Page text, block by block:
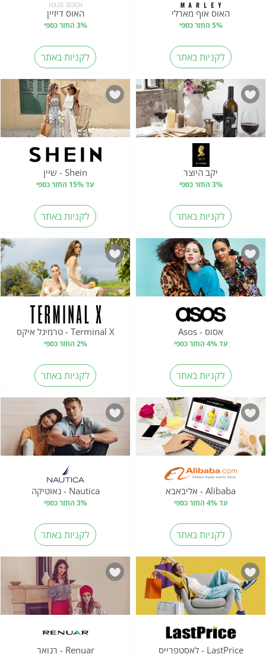
האוס אוף מארלי
5% החזר כספי
לקניות באתר
האוס דיזיין
3% החזר כספי
לקניות באתר
יקב היוצר
3% החזר כספי
לקניות באתר
Shein - שיין
עד 15% החזר כספי
לקניות באתר
אסוס - Asos
עד 4% החזר כספי
לקניות באתר
Terminal X - טרמינל איקס
2% החזר כספי
לקניות באתר
Alibaba - אליבאבא
עד 4% החזר כספי
לקניות באתר
Nautica - נאוטיקה
3% החזר כספי
לקניות באתר
LastPrice - לאסטפרייס Renuar - רנואר